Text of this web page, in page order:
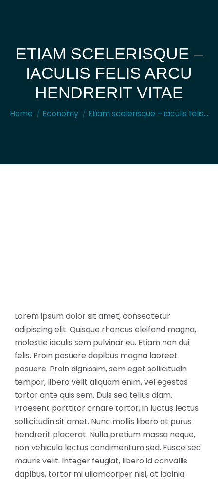
ETIAM SCELERISQUE –
IACULIS FELIS ARCU
HENDRERIT VITAE
You are here:
Home Economy Etiam scelerisque – iaculis felis…
Lorem ipsum dolor sit amet, consectetur
adipiscing elit. Quisque rhoncus eleifend magna,
molestie iaculis sem pulvinar eu. Etiam non dui
felis. Proin posuere dapibus magna laoreet
posuere. Proin dignissim, sem eget sollicitudin
tempor, libero velit aliquam enim, vel egestas
tortor ante quis sem. Duis sed tellus diam.
Praesent porttitor ornare tortor, in luctus lectus
sollicitudin sit amet. Nunc mollis libero at purus
hendrerit placerat. Nulla pretium massa neque,
non vehicula lectus condimentum sed. Fusce sed
mauris velit. Integer feugiat, libero id convallis
dapibus, tortor mi ullamcorper nisl, at lacinia